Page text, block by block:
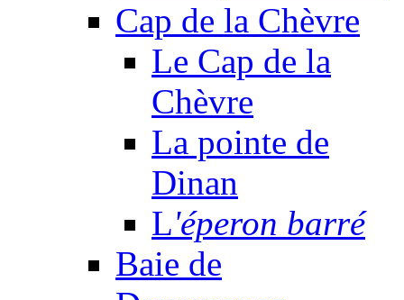
Cap de la Chèvre
Le Cap de la
Chèvre
La pointe de
Dinan
L'éperon barré
Baie de